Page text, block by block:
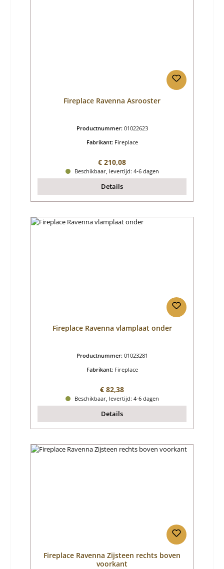
Fireplace Ravenna Asrooster
Productnummer: 01022623
Fabrikant: Fireplace
Normale prijs:
€ 210,08
Beschikbaar, levertijd: 4-6 dagen
Details
Fireplace Ravenna vlamplaat onder
Productnummer: 01023281
Fabrikant: Fireplace
Normale prijs:
€ 82,38
Beschikbaar, levertijd: 4-6 dagen
Details
Fireplace Ravenna Zijsteen rechts boven
voorkant